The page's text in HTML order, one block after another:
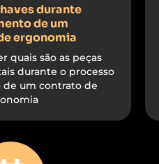
durante
de um
ergonomia
quais são as peças
durante o processo
um contrato de